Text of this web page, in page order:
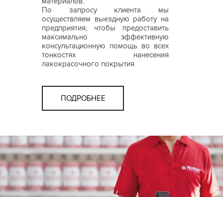
По запросу клиента мы
осуществляем выездную работу на
предприятия, чтобы предоставить
максимально эффективную
консультационную помощь во всех
тонкостях нанесения
лакокрасочного покрытия
ПОДРОБНЕЕ